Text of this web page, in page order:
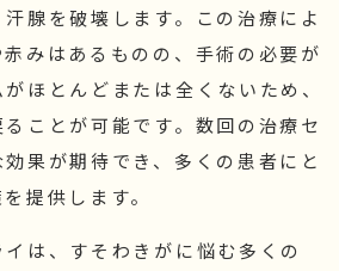
腺を破壊します。この治療によ
みはあるものの、手術の必要が
ほとんどまたは全くないため、
ことが可能です。数回の治療セ
果が期待でき、多くの患者にと
提供します。
は、すそわきがに悩む多くの